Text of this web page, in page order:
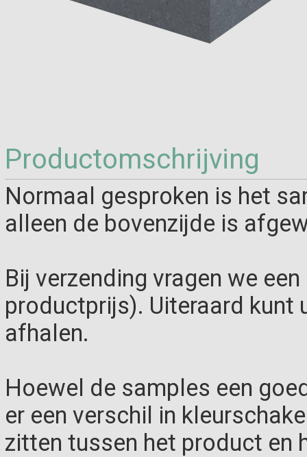
Productomschrijving
Normaal gesproken is het
alleen de bovenzijde is
Bij verzending vragen we
productprijs). Uiteraard kunt
afhalen.
Hoewel de samples een
er een verschil in
zitten tussen het product en